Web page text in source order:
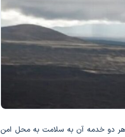
هر دو خدمه آن به سلامت به محل امن